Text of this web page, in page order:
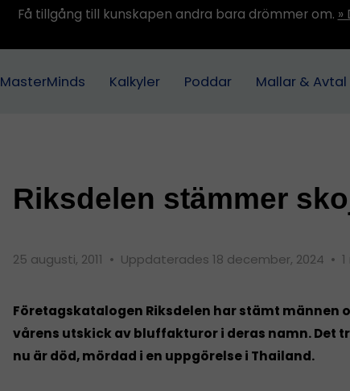
Få tillgång till kunskapen andra bara drömmer om. »
MasterMinds Kalkyler Poddar Mallar & Avtal
Riksdelen stämmer
25 augusti, 2011 • Uppdaterades 18 december, 2024 •
Företagskatalogen Riksdelen har stämt männen
vårens utskick av bluffakturor i deras namn. Det
nu är död, mördad i en uppgörelse i Thailand.